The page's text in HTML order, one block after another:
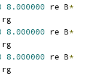
8.000000 re B*
rg
8.000000 re B*
rg
8.000000 re B*
rg